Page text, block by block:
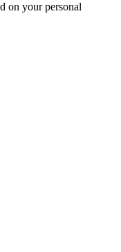
on your personal